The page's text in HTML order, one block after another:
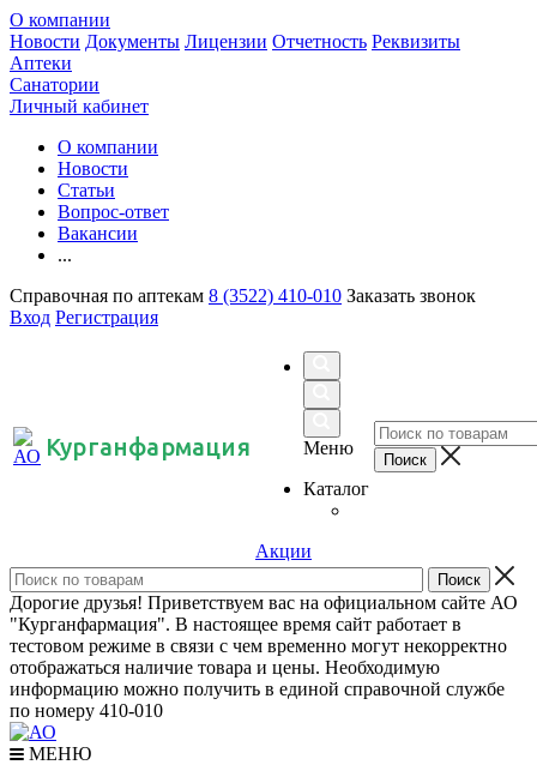
О компании
Новости Документы Лицензии Отчетность Реквизиты
Аптеки
Санатории
Личный кабинет
О компании
Новости
Статьи
Вопрос-ответ
Вакансии
...
Справочная по аптекам 8 (3522) 410-010 Заказать звонок
Вход Регистрация
Курганфармация
Меню
Каталог
Акции
Дорогие друзья! Приветствуем вас на официальном сайте АО
"Курганфармация". В настоящее время сайт работает в
тестовом режиме в связи с чем временно могут некорректно
отображаться наличие товара и цены. Необходимую
информацию можно получить в единой справочной службе
по номеру 410-010
МЕНЮ